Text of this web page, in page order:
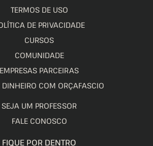
TERMOS DE USO
DE PRIVACIDADE
CURSOS
COMUNIDADE
EMPRESAS PARCEIRAS
COM ORÇAFASCIO
SEJA UM PROFESSOR
FALE CONOSCO
FIQUE POR DENTRO